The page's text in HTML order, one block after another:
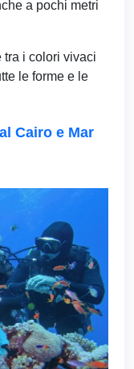
a pochi metri
tra i colori vivaci
le forme e le
Cairo e Mar